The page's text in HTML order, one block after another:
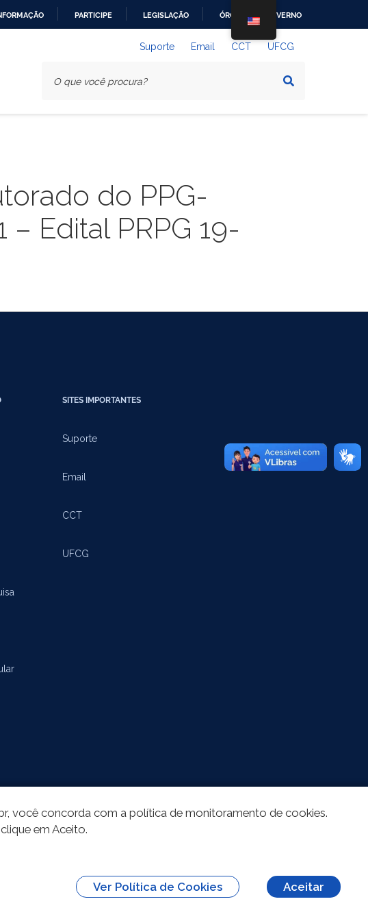
PARTICIPE LEGISLAÇÃO ÓRGÃOS DO GOVERNO
Suporte Email CCT UFCG
do PPG-
Edital PRPG 19-
SITES IMPORTANTES
Suporte
Email
CCT
UFCG
você concorda com a política de monitoramento de cookies.
em Aceito.
Ver Política de Cookies Aceitar